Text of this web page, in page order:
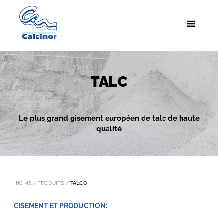
TALC
Le plus grand gisement européen de talc de haute
qualité
HOME / PRODUITS/ TALCO
GISEMENT ET PRODUCTION: